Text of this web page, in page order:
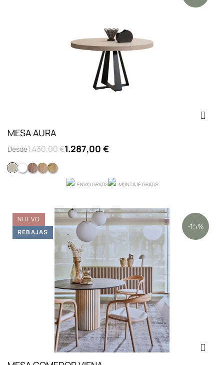
MESA AURA
Desde1.430,00 €1.287,00 €
LACADO ARENA MATE
LACADO BLANCO MATE
NOGAL AMERICANO 348
ROBLE 680
ROBLE NUDOSO 684
ENVIO GRATIS MONTAJE GRATIS
NUEVO
-15%
REBAJAS